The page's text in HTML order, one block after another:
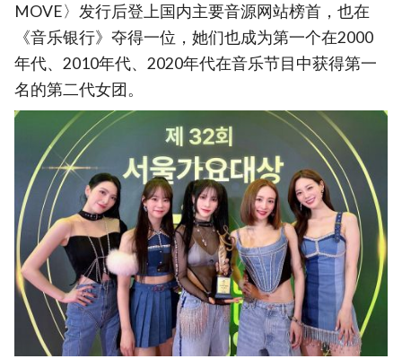
MOVE〉发行后登上国内主要音源网站榜首，也在
《音乐银行》夺得一位，她们也成为第一个在2000
年代、2010年代、2020年代在音乐节目中获得第一
名的第二代女团。